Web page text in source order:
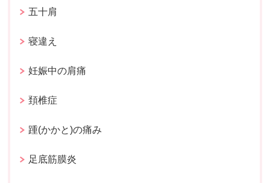
五十肩
寝違え
妊娠中の肩痛
頚椎症
踵(かかと)の痛み
足底筋膜炎